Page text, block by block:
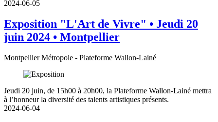
2024-06-05
Exposition "L'Art de Vivre" • Jeudi 20
juin 2024 • Montpellier
Montpellier Métropole - Plateforme Wallon-Lainé
Jeudi 20 juin, de 15h00 à 20h00, la Plateforme Wallon-Lainé mettra
à l’honneur la diversité des talents artistiques présents.
2024-06-04